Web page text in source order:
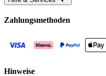
Zahlungsmethoden
Hinweise